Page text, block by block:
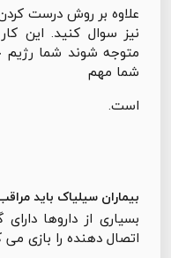
علاوه بر روش درست
نیز سوال کنید. این
متوجه شوند شما
شما مهم
است.
بیماران سیلیاک باید
بسیاری از داروها
اتصال دهنده را بازی می